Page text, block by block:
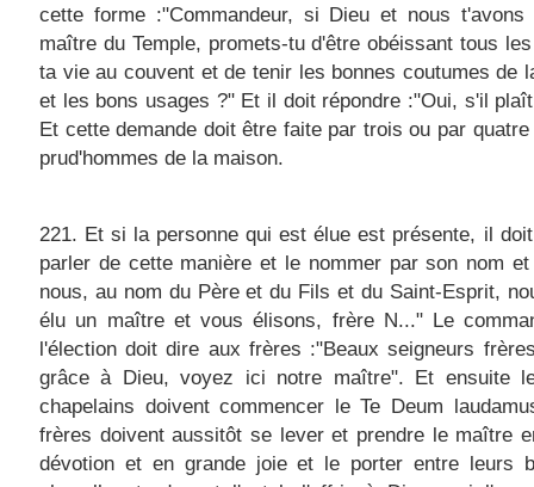
cette forme :"Commandeur, si Dieu et nous t'avons
maître du Temple, promets-tu d'être obéissant tous
ta vie au couvent et de tenir les bonnes coutumes de
et les bons usages ?" Et il doit répondre :"Oui, s'il
Et cette demande doit être faite par trois ou par
prud'hommes de la maison.
221. Et si la personne qui est élue est présente, il
parler de cette manière et le nommer par son nom
nous, au nom du Père et du Fils et du Saint-Esprit,
élu un maître et vous élisons, frère N..." Le
l'élection doit dire aux frères :"Beaux seigneurs
grâce à Dieu, voyez ici notre maître". Et ensuite
chapelains doivent commencer le Te Deum
frères doivent aussitôt se lever et prendre le maître
dévotion et en grande joie et le porter entre leurs